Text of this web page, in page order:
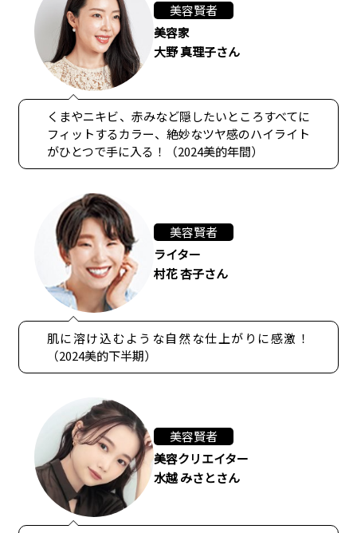
美容賢者
美容家
大野 真理子さん
くまやニキビ、赤みなど隠したいところすべてに
フィットするカラー、絶妙なツヤ感のハイライト
がひとつで手に入る！（2024美的年間）
美容賢者
ライター
村花 杏子さん
肌に溶け込むような自然な仕上がりに感激！
（2024美的下半期）
美容賢者
美容クリエイター
水越 みさとさん